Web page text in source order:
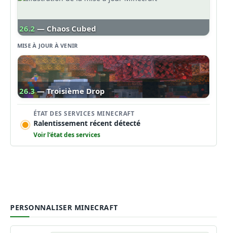
26.2 — Chaos Cubed
MISE À JOUR À VENIR
26.3 — Troisième Drop
ÉTAT DES SERVICES MINECRAFT
Ralentissement récent détecté
Voir l’état des services
PERSONNALISER MINECRAFT